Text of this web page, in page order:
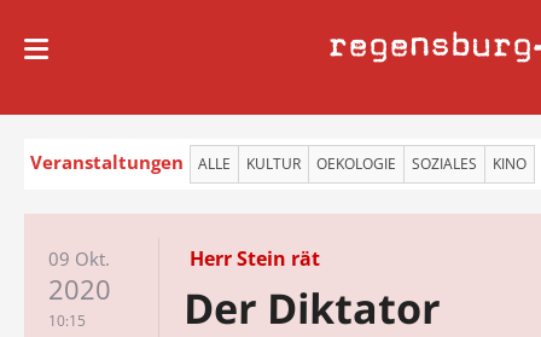
regensburg
Veranstaltungen ALLE KULTUR OEKOLOGIE SOZIALES KINO
09 Okt.
2020
10:15
Herr Stein rät
Der Diktator